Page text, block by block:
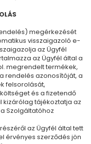
megérkezését
visszaigazoló e-
az Ügyfél
az Ügyfél által a
megrendelt termékek,
rendelés azonosítóját, a
felsorolását,
és a fizetendő
kizárólag tájékoztatja az
Szolgáltatóhoz
az Ügyfél által tett
érvényes szerződés jön